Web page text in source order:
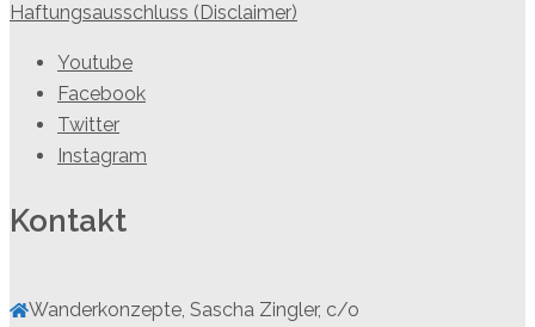
Haftungsausschluss (Disclaimer)
Youtube
Facebook
Twitter
Instagram
Kontakt
Wanderkonzepte, Sascha Zingler, c/o